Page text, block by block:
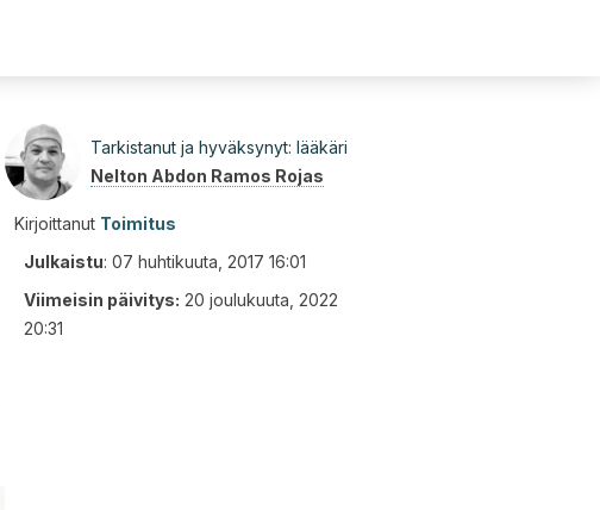
Tarkistanut ja hyväksynyt: lääkäri
Nelton Abdon Ramos Rojas
Kirjoittanut Toimitus
Julkaistu: 07 huhtikuuta, 2017 16:01
Viimeisin päivitys: 20 joulukuuta, 2022
20:31